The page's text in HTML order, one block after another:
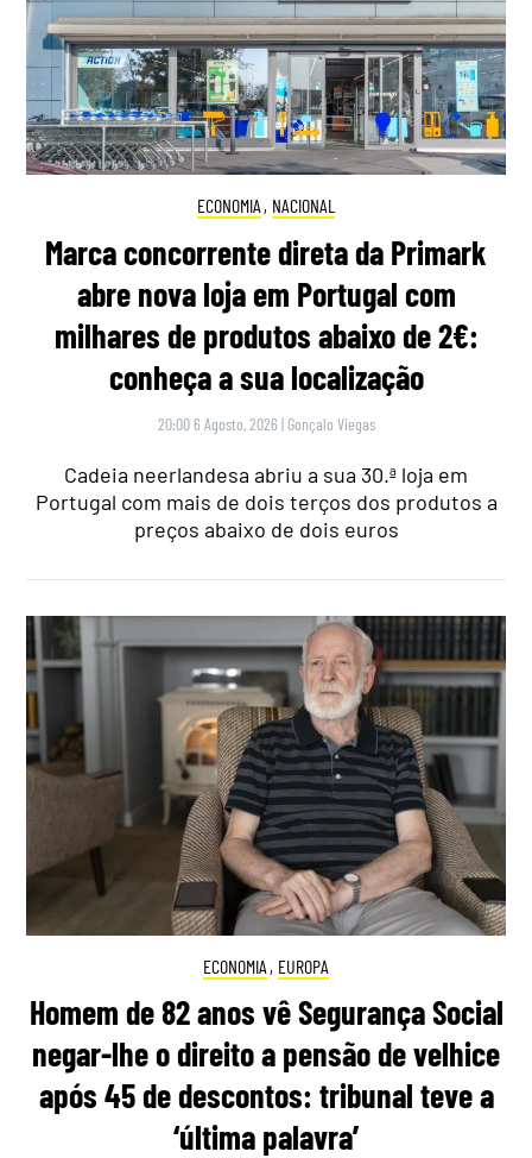
ECONOMIA , NACIONAL
Marca concorrente direta da Primark
abre nova loja em Portugal com
milhares de produtos abaixo de 2€:
conheça a sua localização
20:00 6 Agosto, 2026 | Gonçalo Viegas
Cadeia neerlandesa abriu a sua 30.ª loja em
Portugal com mais de dois terços dos produtos a
preços abaixo de dois euros
ECONOMIA , EUROPA
Homem de 82 anos vê Segurança Social
negar-lhe o direito a pensão de velhice
após 45 de descontos: tribunal teve a
‘última palavra’